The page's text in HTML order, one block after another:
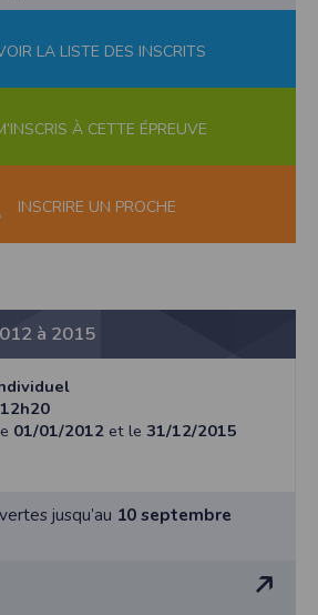
LA LISTE DES INSCRITS
À CETTE ÉPREUVE
INSCRIRE UN PROCHE
à 2015
12h20
01/01/2012 et le 31/12/2015
jusqu’au 10 septembre